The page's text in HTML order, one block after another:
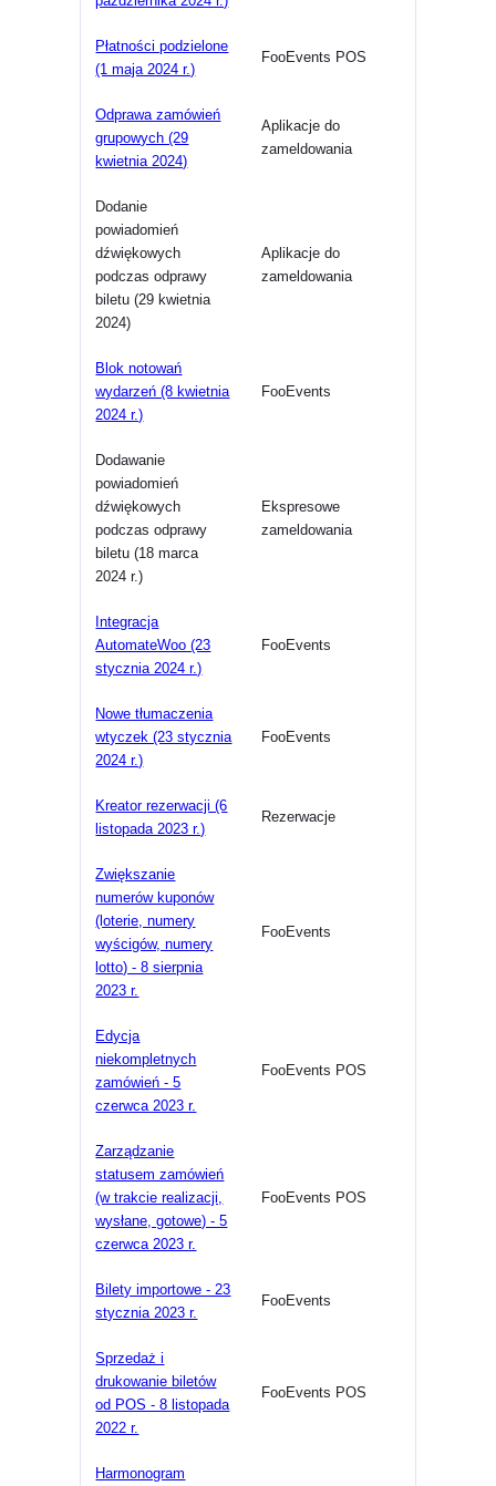
Płatności podzielone
(1 maja 2024 r.)
FooEvents POS
Odprawa zamówień
grupowych (29
kwietnia 2024)
Aplikacje do
zameldowania
Dodanie
powiadomień
dźwiękowych
podczas odprawy
biletu (29 kwietnia
2024)
Aplikacje do
zameldowania
Blok notowań
wydarzeń (8 kwietnia
2024 r.)
FooEvents
Dodawanie
powiadomień
dźwiękowych
podczas odprawy
biletu (18 marca
2024 r.)
Ekspresowe
zameldowania
Integracja
AutomateWoo (23
stycznia 2024 r.)
FooEvents
Nowe tłumaczenia
wtyczek (23 stycznia
2024 r.)
FooEvents
Kreator rezerwacji (6
listopada 2023 r.)
Rezerwacje
Zwiększanie
numerów kuponów
(loterie, numery
wyścigów, numery
lotto) - 8 sierpnia
2023 r.
FooEvents
Edycja
niekompletnych
zamówień - 5
czerwca 2023 r.
FooEvents POS
Zarządzanie
statusem zamówień
(w trakcie realizacji,
wysłane, gotowe) - 5
czerwca 2023 r.
FooEvents POS
Bilety importowe - 23
stycznia 2023 r.
FooEvents
Sprzedaż i
drukowanie biletów
od POS - 8 listopada
2022 r.
FooEvents POS
Harmonogram